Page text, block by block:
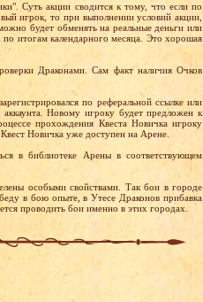
Суть акции сводится к тому, что если по
игрок, то при выполнении условий акции,
будет обменять на реальные деньги или
итогам календарного месяца. Это хорошая
Драконами. Сам факт наличия Очков
по реферальной ссылке или
Новому игроку будет предложен к
прохождения Квеста Новичка игроку
Новичка уже доступен на Арене.
в библиотеке Арены в соответствующем
особыми свойствами. Так бои в городе
в бою опыте, в Утесе Драконов прибавка
проводить бои именно в этих городах.